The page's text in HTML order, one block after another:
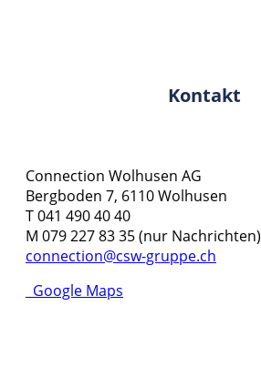
Kontakt
Connection Wolhusen AG
Bergboden 7, 6110 Wolhusen
T 041 490 40 40
M 079 227 83 35 (nur Nachrichten)
connection@csw-gruppe.ch
Google Maps